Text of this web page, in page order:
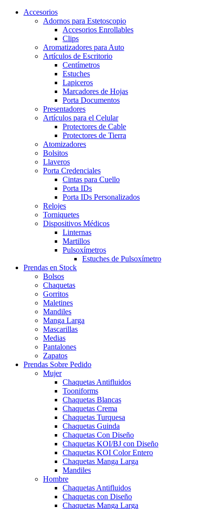
Accesorios
Adornos para Estetoscopio
Accesorios Enrollables
Clips
Aromatizadores para Auto
Artículos de Escritorio
Centímetros
Estuches
Lapiceros
Marcadores de Hojas
Porta Documentos
Presentadores
Artículos para el Celular
Protectores de Cable
Protectores de Tierra
Atomizadores
Bolsitos
Llaveros
Porta Credenciales
Cintas para Cuello
Porta IDs
Porta IDs Personalizados
Relojes
Torniquetes
Dispositivos Médicos
Linternas
Martillos
Pulsoxímetros
Estuches de Pulsoxímetro
Prendas en Stock
Bolsos
Chaquetas
Gorritos
Maletines
Mandiles
Manga Larga
Mascarillas
Medias
Pantalones
Zapatos
Prendas Sobre Pedido
Mujer
Chaquetas Antifluidos
Tooniforms
Chaquetas Blancas
Chaquetas Crema
Chaquetas Turquesa
Chaquetas Guinda
Chaquetas Con Diseño
Chaquetas KOI/BJ con Diseño
Chaquetas KOI Color Entero
Chaquetas Manga Larga
Mandiles
Hombre
Chaquetas Antifluidos
Chaquetas con Diseño
Chaquetas Manga Larga